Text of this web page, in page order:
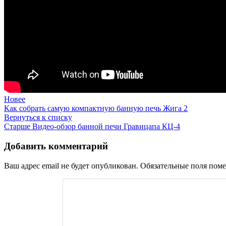
Новее
Как собрать самую компактную банную печь Жига 2
Вернуться к списку
Старше Видео-обзор банной печи Гравицапа КЦ-4
Добавить комментарий
Ваш адрес email не будет опубликован. Обязательные поля